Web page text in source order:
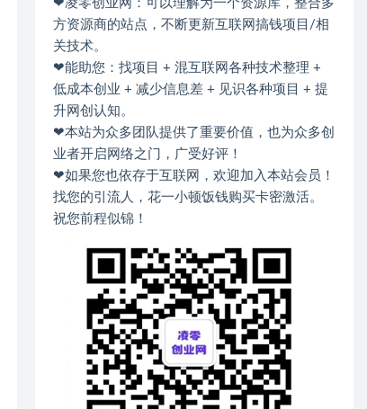
❤凌零创业网：可以理解为一个资源库，整合多
方资源商的站点，不断更新互联网搞钱项目/相
关技术。
❤能助您：找项目 + 混互联网各种技术整理 +
低成本创业 + 减少信息差 + 见识各种项目 + 提
升网创认知。
❤本站为众多团队提供了重要价值，也为众多创
业者开启网络之门，广受好评！
❤如果您也依存于互联网，欢迎加入本站会员！
找您的引流人，花一小顿饭钱购买卡密激活。
祝您前程似锦！